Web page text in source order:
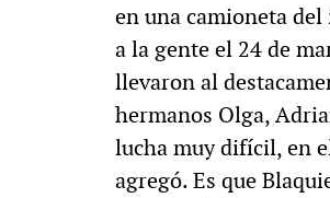
en una camioneta
a la gente el 24 de
llevaron al
hermanos Olga,
lucha muy difícil, en
agregó. Es que